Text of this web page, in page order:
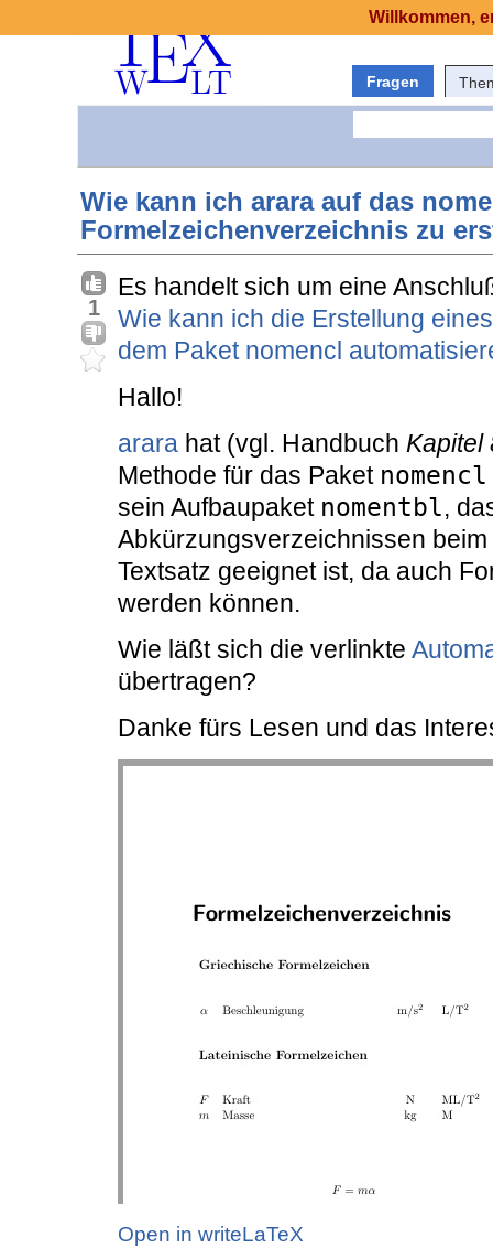
Fragen
Wie kann ich arara auf das
Formelzeichenverzeichnis zu
1
Es handelt sich um eine
Wie kann ich die Erstellung
dem Paket nomencl
Hallo!
arara hat (vgl. Handbuch Kapitel
Methode für das Paket nomencl
sein Aufbaupaket nomentbl,
Abkürzungsverzeichnissen
Textsatz geeignet ist, da auch
werden können.
Wie läßt sich die verlinkte
übertragen?
Danke fürs Lesen und das
Open in writeLaTeX
Willkommen,